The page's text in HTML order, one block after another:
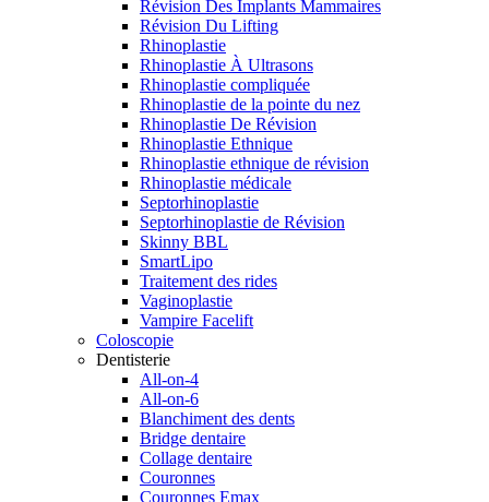
Révision Des Implants Mammaires
Révision Du Lifting
Rhinoplastie
Rhinoplastie À Ultrasons
Rhinoplastie compliquée
Rhinoplastie de la pointe du nez
Rhinoplastie De Révision
Rhinoplastie Ethnique
Rhinoplastie ethnique de révision
Rhinoplastie médicale
Septorhinoplastie
Septorhinoplastie de Révision
Skinny BBL
SmartLipo
Traitement des rides
Vaginoplastie
Vampire Facelift
Coloscopie
Dentisterie
All-on-4
All-on-6
Blanchiment des dents
Bridge dentaire
Collage dentaire
Couronnes
Couronnes Emax